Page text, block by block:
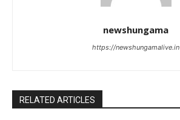
newshungama
https://newshungamalive.in
RELATED ARTICLES